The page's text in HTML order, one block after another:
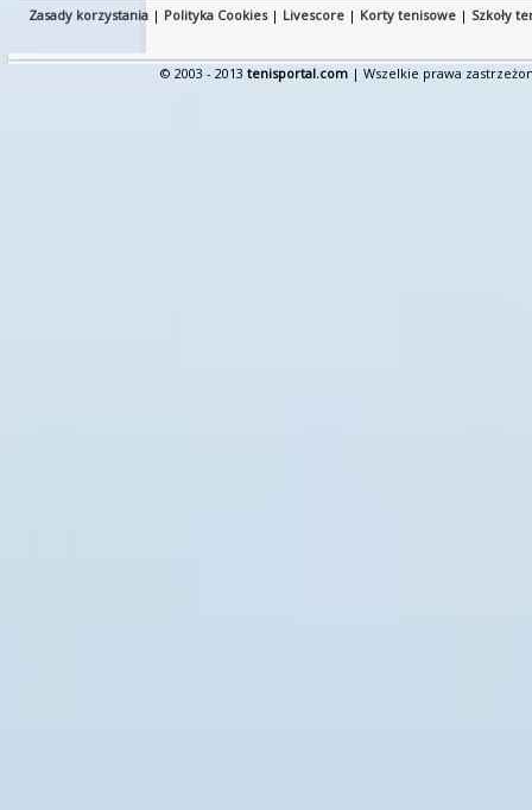
Zasady korzystania | Polityka Cookies| Livescore | Korty tenisowe | Szkoły
© 2003 - 2013 tenisportal.com | Wszelkie prawa